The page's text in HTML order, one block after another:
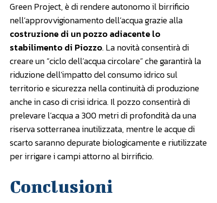
Green Project, è di rendere autonomo il birrificio
nell’approvvigionamento dell’acqua grazie alla
costruzione di un pozzo adiacente lo
stabilimento di Piozzo. La novità consentirà di
creare un “ciclo dell’acqua circolare” che garantirà la
riduzione dell’impatto del consumo idrico sul
territorio e sicurezza nella continuità di produzione
anche in caso di crisi idrica. Il pozzo consentirà di
prelevare l’acqua a 300 metri di profondità da una
riserva sotterranea inutilizzata, mentre le acque di
scarto saranno depurate biologicamente e riutilizzate
per irrigare i campi attorno al birrificio.
Conclusioni